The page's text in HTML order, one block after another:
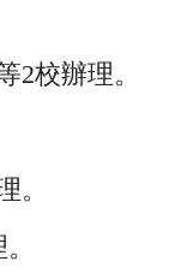
2校辦理。
。